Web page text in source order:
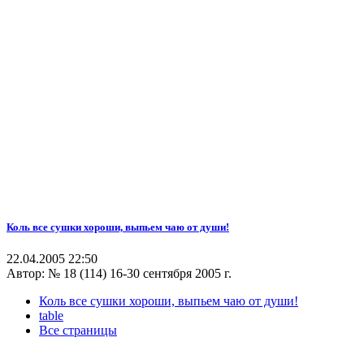
Коль все сушки хороши, выпьем чаю от души!
22.04.2005 22:50
Автор: № 18 (114) 16-30 сентября 2005 г.
Коль все сушки хороши, выпьем чаю от души!
table
Все страницы